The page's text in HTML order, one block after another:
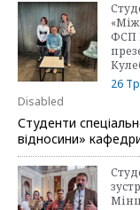
ФСП
26
Disabled
Студенти
відносини»